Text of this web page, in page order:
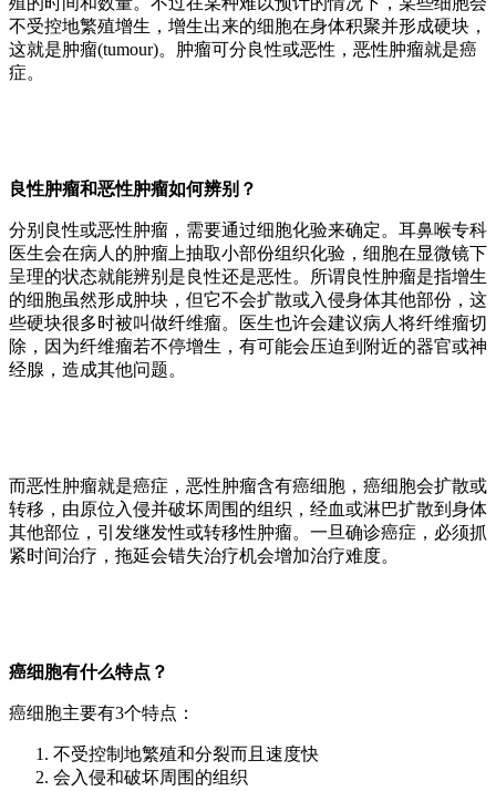
不受控地繁殖增生，增生出来的细胞在身体积聚并形成硬块，
这就是肿瘤(tumour)。肿瘤可分良性或恶性，恶性肿瘤就是癌
症。
良性肿瘤和恶性肿瘤如何辨别？
分别良性或恶性肿瘤，需要通过细胞化验来确定。耳鼻喉专科
医生会在病人的肿瘤上抽取小部份组织化验，细胞在显微镜下
呈理的状态就能辨别是良性还是恶性。所谓良性肿瘤是指增生
的细胞虽然形成肿块，但它不会扩散或入侵身体其他部份，这
些硬块很多时被叫做纤维瘤。医生也许会建议病人将纤维瘤切
除，因为纤维瘤若不停增生，有可能会压迫到附近的器官或神
经腺，造成其他问题。
而恶性肿瘤就是癌症，恶性肿瘤含有癌细胞，癌细胞会扩散或
转移，由原位入侵并破坏周围的组织，经血或淋巴扩散到身体
其他部位，引发继发性或转移性肿瘤。一旦确诊癌症，必须抓
紧时间治疗，拖延会错失治疗机会增加治疗难度。
癌细胞有什么特点？
癌细胞主要有3个特点：
不受控制地繁殖和分裂而且速度快
会入侵和破坏周围的组织